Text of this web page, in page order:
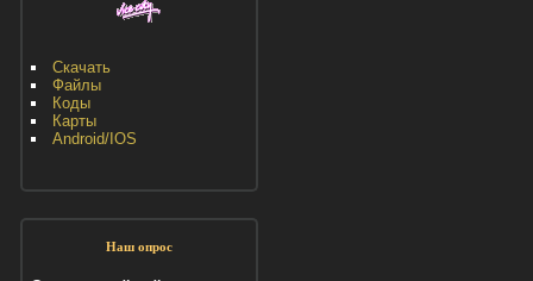
Скачать
Файлы
Коды
Карты
Android/IOS
Наш опрос